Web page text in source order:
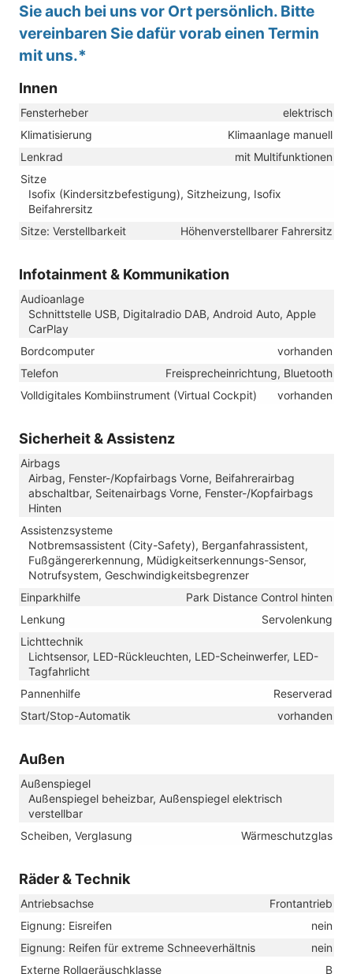
Sie auch bei uns vor Ort persönlich. Bitte
vereinbaren Sie dafür vorab einen Termin
mit uns.*
Innen
Fensterheber
elektrisch
Klimatisierung
Klimaanlage manuell
Lenkrad
mit Multifunktionen
Sitze
Isofix (Kindersitzbefestigung), Sitzheizung, Isofix
Beifahrersitz
Sitze: Verstellbarkeit
Höhenverstellbarer Fahrersitz
Infotainment & Kommunikation
Audioanlage
Schnittstelle USB, Digitalradio DAB, Android Auto, Apple
CarPlay
Bordcomputer
vorhanden
Telefon
Freisprecheinrichtung, Bluetooth
Volldigitales Kombiinstrument (Virtual Cockpit)
vorhanden
Sicherheit & Assistenz
Airbags
Airbag, Fenster-/Kopfairbags Vorne, Beifahrerairbag
abschaltbar, Seitenairbags Vorne, Fenster-/Kopfairbags
Hinten
Assistenzsysteme
Notbremsassistent (City-Safety), Berganfahrassistent,
Fußgängererkennung, Müdigkeitserkennungs-Sensor,
Notrufsystem, Geschwindigkeitsbegrenzer
Einparkhilfe
Park Distance Control hinten
Lenkung
Servolenkung
Lichttechnik
Lichtsensor, LED-Rückleuchten, LED-Scheinwerfer, LED-
Tagfahrlicht
Pannenhilfe
Reserverad
Start/Stop-Automatik
vorhanden
Außen
Außenspiegel
Außenspiegel beheizbar, Außenspiegel elektrisch
verstellbar
Scheiben, Verglasung
Wärmeschutzglas
Räder & Technik
Antriebsachse
Frontantrieb
Eignung: Eisreifen
nein
Eignung: Reifen für extreme Schneeverhältnis
nein
Externe Rollgeräuschklasse
B